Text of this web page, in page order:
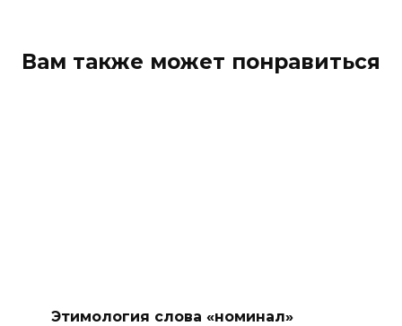
Вам также может понравиться
Этимология слова «номинал»